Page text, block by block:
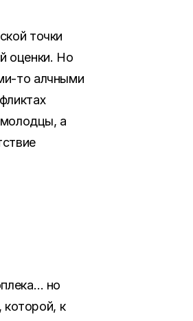
точки
оценки. Но
то алчными
а
но
которой, к